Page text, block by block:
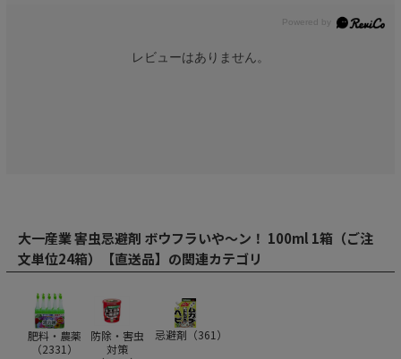
レビューはありません。
大一産業 害虫忌避剤 ボウフラいや～ン！ 100ml 1箱（ご注
文単位24箱）【直送品】の関連カテゴリ
肥料・農薬
（2331 ）
防除・害虫
対策
忌避剤（361 ）